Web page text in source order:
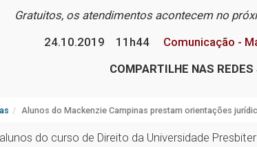
Gratuitos, os atendimentos acontecem no
24.10.2019
11h44
Comunicação -
COMPARTILHE NAS
Alunos do Mackenzie Campinas prestam orientações
do curso de Direito da Universidade